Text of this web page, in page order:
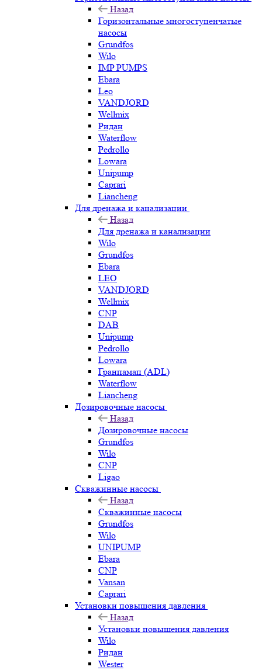
Назад
Горизонтальные многоступенчатые
насосы
Grundfos
Wilo
IMP PUMPS
Ebara
Leo
VANDJORD
Wellmix
Ридан
Waterflow
Pedrollo
Lowara
Unipump
Caprari
Liancheng
Для дренажа и канализации
Назад
Для дренажа и канализации
Wilo
Grundfos
Ebara
LEO
VANDJORD
Wellmix
CNP
DAB
Unipump
Pedrollo
Lowara
Гранпамап (ADL)
Waterflow
Liancheng
Дозировочные насосы
Назад
Дозировочные насосы
Grundfos
Wilo
CNP
Ligao
Скважинные насосы
Назад
Скважинные насосы
Grundfos
Wilo
UNIPUMP
Ebara
CNP
Vansan
Caprari
Установки повышения давления
Назад
Установки повышения давления
Wilo
Ридан
Wester